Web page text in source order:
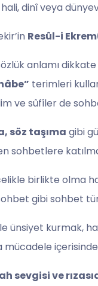
dinî veya
Resûl-i
anlamı
terimleri
ve sûfîler de
söz taşıma gibi
sohbetlere
birlikte olma
gibi sohbet
ünsiyet kurmak,
mücadele
sevgisi ve